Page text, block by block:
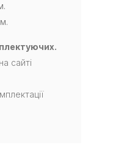
сайті